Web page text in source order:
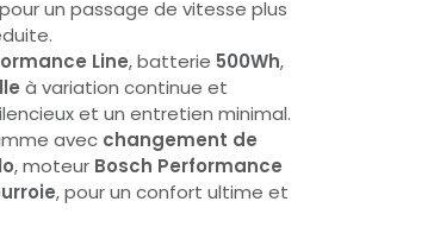
pour un passage de vitesse plus
Line, batterie 500Wh,
à variation continue et
et un entretien minimal.
avec changement de
, moteur Bosch Performance
, pour un confort ultime et